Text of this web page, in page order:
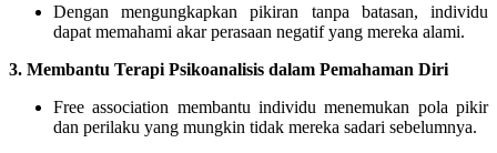
Dengan mengungkapkan pikiran tanpa batasan, individu
dapat memahami akar perasaan negatif yang mereka alami.
3. Membantu Terapi Psikoanalisis dalam Pemahaman Diri
Free association membantu individu menemukan pola pikir
dan perilaku yang mungkin tidak mereka sadari sebelumnya.